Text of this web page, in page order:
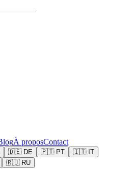
À proposContact
🇩🇪 DE 🇵🇹 PT 🇮🇹 IT
🇷🇺 RU